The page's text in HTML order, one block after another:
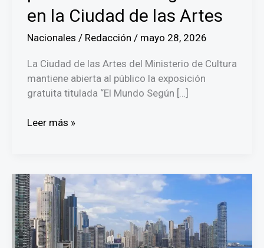
en la Ciudad de las Artes
Nacionales / Redacción / mayo 28, 2026
La Ciudad de las Artes del Ministerio de Cultura
mantiene abierta al público la exposición
gratuita titulada “El Mundo Según […]
La
Según
Mafalda”
abre
sus
puertas
Leer más »